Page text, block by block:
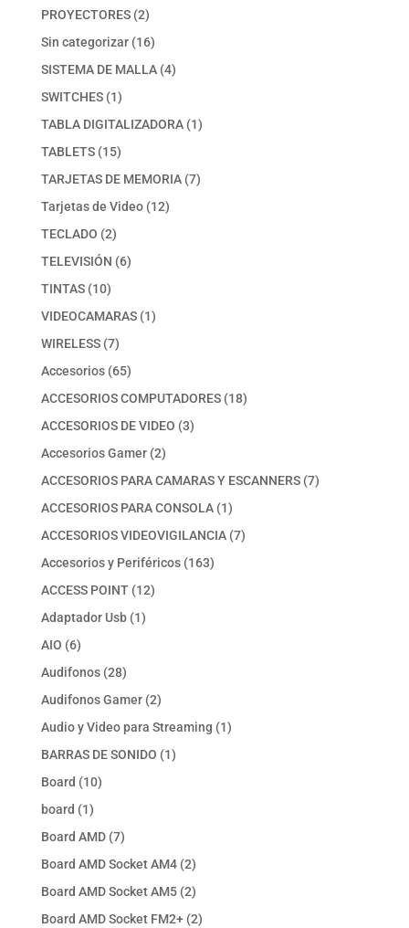
productos
PROYECTORES 22
productos
Sin categorizar 1616
productos
SISTEMA DE MALLA 44
SWITCHES 11
producto
TABLA DIGITALIZADORA 11
TABLETS 1515
productos
TARJETAS DE MEMORIA 77
Tarjetas de Video 1212
TECLADO 22
productos
TELEVISIÓN 66
TINTAS 1010
productos
VIDEOCAMARAS 11
WIRELESS 77
productos
Accesorios 6565
productos
ACCESORIOS COMPUTADORES 1818
ACCESORIOS DE VIDEO 33
Accesorios Gamer 22
productos
ACCESORIOS PARA CAMARAS Y ESCANNERS 77
ACCESORIOS PARA CONSOLA 11
producto
ACCESORIOS VIDEOVIGILANCIA 77
Accesorios y Periféricos 163163
ACCESS POINT 1212
Adaptador Usb 11
AIO 66
productos
Audifonos 2828
productos
Audifonos Gamer 22
productos
Audio y Video para Streaming 11
BARRAS DE SONIDO 11
Board 1010
board 11
producto
Board AMD 77
productos
Board AMD Socket AM4 22
productos
Board AMD Socket AM5 22
productos
Board AMD Socket FM2+ 22